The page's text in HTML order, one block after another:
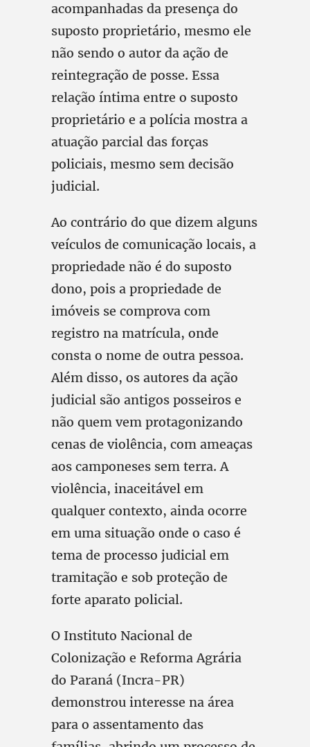
acompanhadas da presença do
suposto proprietário, mesmo ele
não sendo o autor da ação de
reintegração de posse. Essa
relação íntima entre o suposto
proprietário e a polícia mostra a
atuação parcial das forças
policiais, mesmo sem decisão
judicial.
Ao contrário do que dizem alguns
veículos de comunicação locais, a
propriedade não é do suposto
dono, pois a propriedade de
imóveis se comprova com
registro na matrícula, onde
consta o nome de outra pessoa.
Além disso, os autores da ação
judicial são antigos posseiros e
não quem vem protagonizando
cenas de violência, com ameaças
aos camponeses sem terra. A
violência, inaceitável em
qualquer contexto, ainda ocorre
em uma situação onde o caso é
tema de processo judicial em
tramitação e sob proteção de
forte aparato policial.
O Instituto Nacional de
Colonização e Reforma Agrária
do Paraná (Incra-PR)
demonstrou interesse na área
para o assentamento das